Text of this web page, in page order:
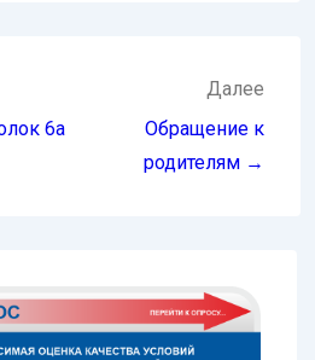
6а
Далее
Обращение к
родителям →